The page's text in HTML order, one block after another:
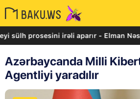
irəli aparır - Elman Nəsirli
Azərbaycanda Milli
Agentliyi yaradılır